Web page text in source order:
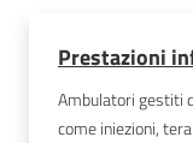
Prestazioni
Ambulatori gestiti
come iniezioni,